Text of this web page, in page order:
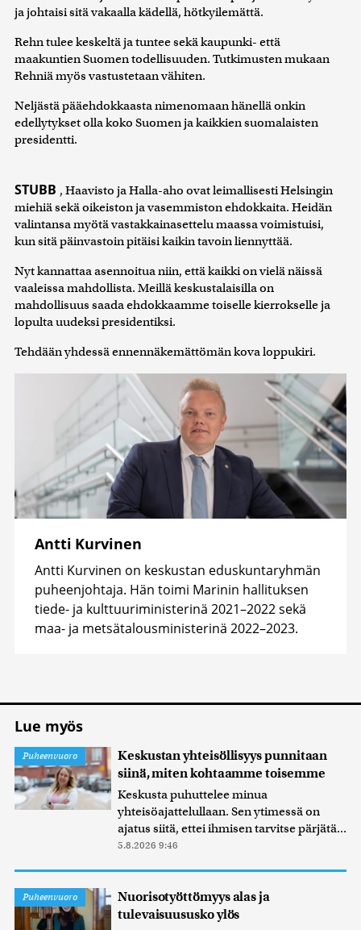
ja johtaisi sitä vakaalla kädellä, hötkyilemättä.
Rehn tulee keskeltä ja tuntee sekä kaupunki- että
maakuntien Suomen todellisuuden. Tutkimusten mukaan
Rehniä myös vastustetaan vähiten.
Neljästä pääehdokkaasta nimenomaan hänellä onkin
edellytykset olla koko Suomen ja kaikkien suomalaisten
presidentti.
STUBB , Haavisto ja Halla-aho ovat leimallisesti Helsingin
miehiä sekä oikeiston ja vasemmiston ehdokkaita. Heidän
valintansa myötä vastakkainasettelu maassa voimistuisi,
kun sitä päinvastoin pitäisi kaikin tavoin liennyttää.
Nyt kannattaa asennoitua niin, että kaikki on vielä näissä
vaaleissa mahdollista. Meillä keskustalaisilla on
mahdollisuus saada ehdokkaamme toiselle kierrokselle ja
lopulta uudeksi presidentiksi.
Tehdään yhdessä ennennäkemättömän kova loppukiri.
Antti Kurvinen
Antti Kurvinen on keskustan eduskuntaryhmän
puheenjohtaja. Hän toimi Marinin hallituksen
tiede- ja kulttuuriministerinä 2021–2022 sekä
maa- ja metsätalousministerinä 2022–2023.
Lue myös
Puheenvuoro
Keskustan yhteisöllisyys punnitaan
siinä, miten kohtaamme toisemme
Keskusta puhuttelee minua
yhteisöajattelullaan. Sen ytimessä on
ajatus siitä, ettei ihmisen tarvitse pärjätä...
5.8.2026 9:46
Puheenvuoro
Nuorisotyöttömyys alas ja
tulevaisuususko ylös